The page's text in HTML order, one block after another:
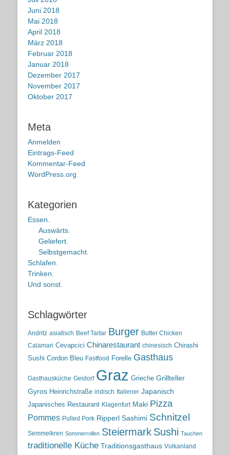
Juni 2018
Mai 2018
April 2018
März 2018
Februar 2018
Januar 2018
Dezember 2017
November 2017
Oktober 2017
Meta
Anmelden
Eintrags-Feed
Kommentar-Feed
WordPress.org
Kategorien
Essen.
Auswärts.
Geliefert.
Selbstgemacht.
Schlafen.
Trinken.
Und sonst.
Schlagwörter
Andritz asiatisch Beef Tartar Burger Butter Chicken
Calamari Cevapcici Chinarestaurant chinesisch Chirashi
Sushi Cordon Bleu Fastfood Forelle Gasthaus
Gasthausküche Geidorf Graz Grieche Grillteller
Gyros Heinrichstraße indisch Italiener Japanisch
Japanisches Restaurant Klagenfurt Maki Pizza
Pommes Pulled Pork Ripperl Sashimi Schnitzel
Semmelkren Sommerrollen Steiermark Sushi Tauchen
traditionelle Küche Traditionsgasthaus Vulkanland